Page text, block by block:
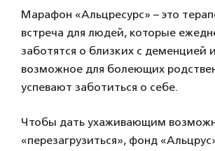
Марафон «Альцресурс» – это
встреча для людей, которые
заботятся о близких с деменцией
возможное для болеющих
успевают заботиться о себе.
Чтобы дать ухаживающим
«перезагрузиться», фонд